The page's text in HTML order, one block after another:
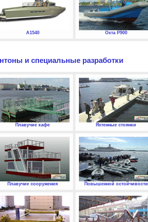
А1540 Охта P900
и специальные разработки
Плавучие кафе Яхтенные стоянки
Плавучие сооружения Повышенной остойчивости